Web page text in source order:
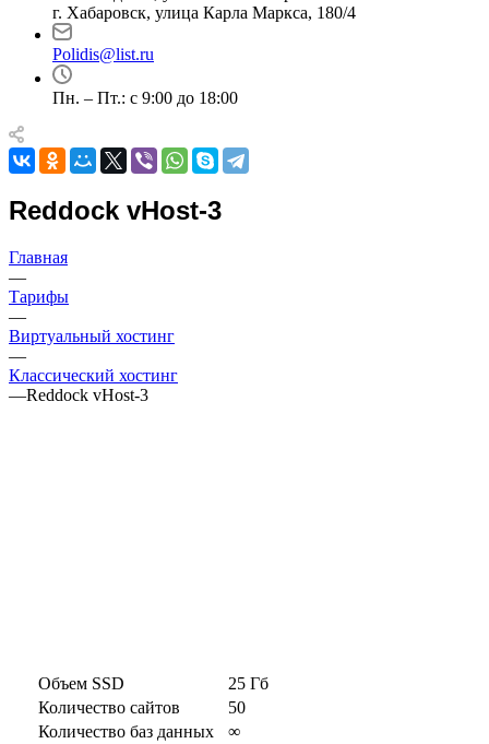
г. Хабаровск, улица Карла Маркса, 180/4
Polidis@list.ru
Пн. – Пт.: с 9:00 до 18:00
Reddock vHost-3
Главная
—
Тарифы
—
Виртуальный хостинг
—
Классический хостинг
—Reddock vHost-3
Объем SSD
25 Гб
Количество сайтов
50
Количество баз данных
∞